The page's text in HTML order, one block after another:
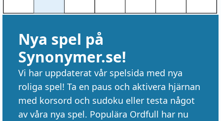
Nya spel på
Synonymer.se!
Vi har uppdaterat vår spelsida med nya
roliga spel! Ta en paus och aktivera hjärnan
med korsord och sudoku eller testa något
av våra nya spel. Populära Ordfull har nu